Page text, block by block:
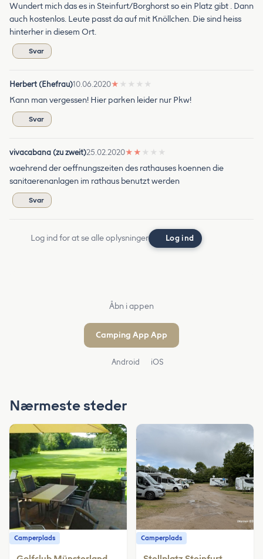
Wundert mich das es in Steinfurt/Borghorst so ein Platz gibt . Dann
auch kostenlos. Leute passt da auf mit Knöllchen. Die sind heiss
hinterher in diesem Ort.
Svar
Herbert (Ehefrau)10.06.2020★ ★ ★ ★ ★
Kann man vergessen! Hier parken leider nur Pkw!
Svar
vivacabana (zu zweit)25.02.2020★ ★ ★ ★ ★
waehrend der oeffnungszeiten des rathauses koennen die
sanitaerenanlagen im rathaus benutzt werden
Svar
Log ind for at se alle oplysninger Log ind
Åbn i appen
Camping App App
Android iOS
Nærmeste steder
Camperplads Camperplads